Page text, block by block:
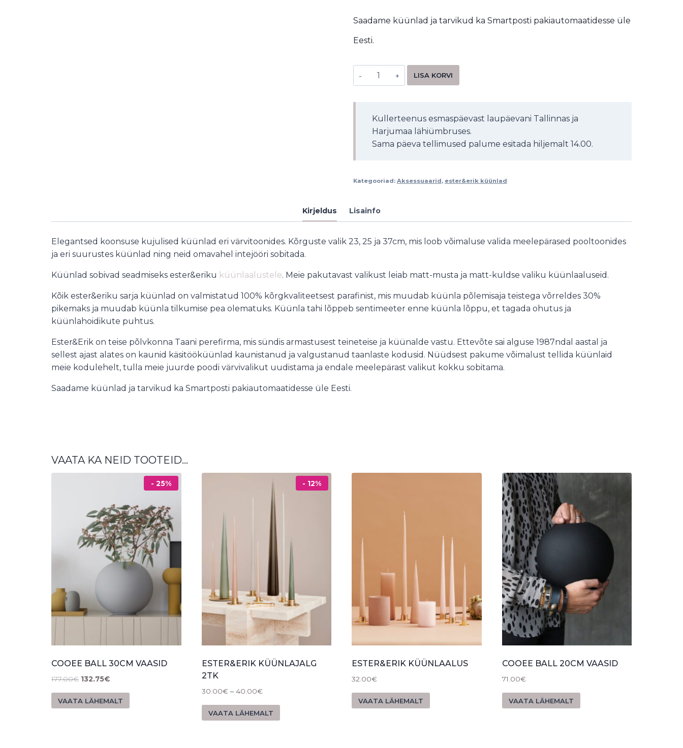
Saadame küünlad ja tarvikud ka Smartposti pakiautomaatidesse üle
Eesti.
LISA KORVI
Kullerteenus esmaspäevast laupäevani Tallinnas ja
Harjumaa lähiümbruses.
Sama päeva tellimused palume esitada hiljemalt 14.00.
Kategooriad: Aksessuaarid, ester&erik küünlad
Kirjeldus Lisainfo
Elegantsed koonsuse kujulised küünlad eri värvitoonides. Kõrguste valik 23, 25 ja 37cm, mis loob võimaluse valida meelepärased pooltoonides
ja eri suurustes küünlad ning neid omavahel intejööri sobitada.
Küünlad sobivad seadmiseks ester&eriku küünlaalustele. Meie pakutavast valikust leiab matt-musta ja matt-kuldse valiku küünlaaluseid.
Kõik ester&eriku sarja küünlad on valmistatud 100% kõrgkvaliteetsest parafinist, mis muudab küünla põlemisaja teistega võrreldes 30%
pikemaks ja muudab küünla tilkumise pea olematuks. Küünla tahi lõppeb sentimeeter enne küünla lõppu, et tagada ohutus ja
küünlahoidikute puhtus.
Ester&Erik on teise põlvkonna Taani perefirma, mis sündis armastusest teineteise ja küünalde vastu. Ettevõte sai alguse 1987ndal aastal ja
sellest ajast alates on kaunid käsitööküünlad kaunistanud ja valgustanud taanlaste kodusid. Nüüdsest pakume võimalust tellida küünlaid
meie kodulehelt, tulla meie juurde poodi värvivalikut uudistama ja endale meelepärast valikut kokku sobitama.
Saadame küünlad ja tarvikud ka Smartposti pakiautomaatidesse üle Eesti.
VAATA KA NEID TOOTEID…
- 25%
COOEE BALL 30CM VAASID
177.00€ 132.75€
VAATA LÄHEMALT
- 12%
ESTER&ERIK KÜÜNLAJALG
2TK
30.00€ – 40.00€
VAATA LÄHEMALT
ESTER&ERIK KÜÜNLAALUS
32.00€
VAATA LÄHEMALT
COOEE BALL 20CM VAASID
71.00€
VAATA LÄHEMALT